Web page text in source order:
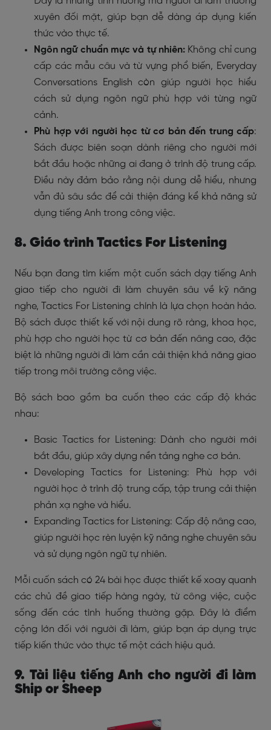
xuyên đối mặt, giúp bạn dễ dàng áp dụng kiến
thức vào thực tế.
Ngôn ngữ chuẩn mực và tự nhiên: Không chỉ cung
cấp các mẫu câu và từ vựng phổ biến, Everyday
Conversations English còn giúp người học hiểu
cách sử dụng ngôn ngữ phù hợp với từng ngữ
cảnh.
Phù hợp với người học từ cơ bản đến trung cấp:
Sách được biên soạn dành riêng cho người mới
bắt đầu hoặc những ai đang ở trình độ trung cấp.
Điều này đảm bảo rằng nội dung dễ hiểu, nhưng
vẫn đủ sâu sắc để cải thiện đáng kể khả năng sử
dụng tiếng Anh trong công việc.
8. Giáo trình Tactics For Listening
Nếu bạn đang tìm kiếm một cuốn sách dạy tiếng Anh
giao tiếp cho người đi làm chuyên sâu về kỹ năng
nghe, Tactics For Listening chính là lựa chọn hoàn hảo.
Bộ sách được thiết kế với nội dung rõ ràng, khoa học,
phù hợp cho người học từ cơ bản đến nâng cao, đặc
biệt là những người đi làm cần cải thiện khả năng giao
tiếp trong môi trường công việc.
Bộ sách bao gồm ba cuốn theo các cấp độ khác
nhau:
Basic Tactics for Listening: Dành cho người mới
bắt đầu, giúp xây dựng nền tảng nghe cơ bản.
Developing Tactics for Listening: Phù hợp với
người học ở trình độ trung cấp, tập trung cải thiện
phản xạ nghe và hiểu.
Expanding Tactics for Listening: Cấp độ nâng cao,
giúp người học rèn luyện kỹ năng nghe chuyên sâu
và sử dụng ngôn ngữ tự nhiên.
Mỗi cuốn sách có 24 bài học được thiết kế xoay quanh
các chủ đề giao tiếp hàng ngày, từ công việc, cuộc
sống đến các tình huống thường gặp. Đây là điểm
cộng lớn đối với người đi làm, giúp bạn áp dụng trực
tiếp kiến thức vào thực tế một cách hiệu quả.
9. Tài liệu tiếng Anh cho người đi làm
Ship or Sheep